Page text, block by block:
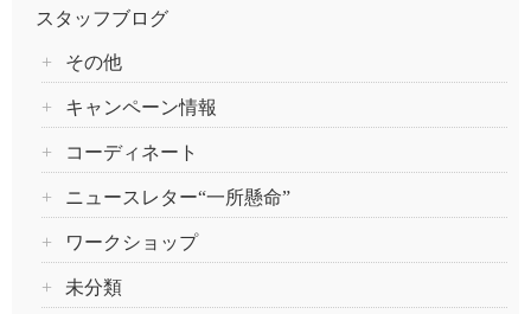
スタッフブログ
その他
キャンペーン情報
コーディネート
ニュースレター“一所懸命”
ワークショップ
未分類